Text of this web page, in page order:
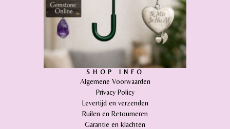
SHOP INFO
Algemene Voorwaarden
Privacy Policy
Levertijd en verzenden
Ruilen en Retourneren
Garantie en klachten